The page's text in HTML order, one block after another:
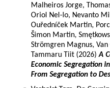
Malheiros Jorge,
Oriol Nel-lo, Nevanto
Ouředníček Martin,
Šimon Martin,
Strömgren Magnus,
Tammaru Tiit (2026)A
Economic Segregation
From Segregation to